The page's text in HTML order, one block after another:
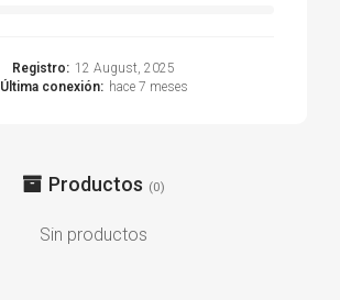
Registro: 12 August, 2025
Última conexión: hace 7 meses
Productos (0)
Sin productos